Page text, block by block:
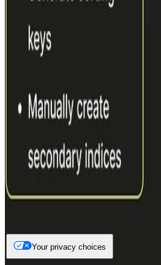
Your privacy choices